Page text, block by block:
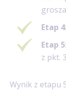
Etap 4
Etap 5
z pkt.
Wynik z etapu